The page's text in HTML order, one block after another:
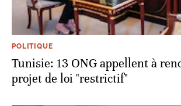
POLITIQUE
Tunisie: 13 ONG appellent à
projet de loi "restrictif"